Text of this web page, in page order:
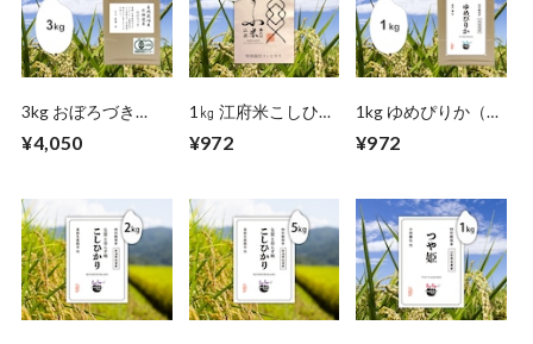
3kg おぼろづき
（北海道）自然栽培
米
¥4,050
1㎏ 江府米こしひか
り（鳥取）
¥972
1kg ゆめぴりか（北
海道）
¥972